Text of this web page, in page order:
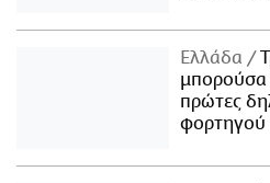
Ελλάδα
μπορούσα
πρώτες
φορτηγού